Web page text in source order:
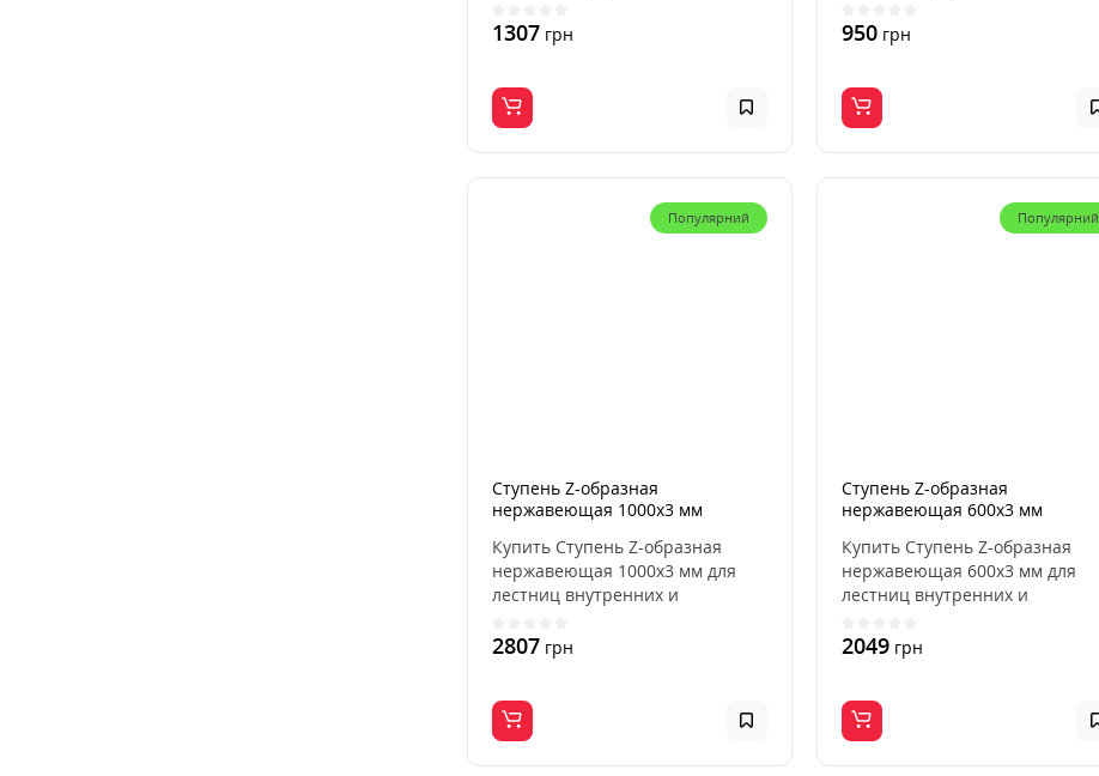
1307грн 950грн
Популярний
Ступень Z-образная
нержавеющая 1000x3 мм
Купить Ступень Z-образная
нержавеющая 1000x3 мм для
лестниц внутренних и
2807грн
Популярний
Ступень Z-образная
нержавеющая 600x3 мм
Купить Ступень Z-образная
нержавеющая 600x3 мм для
лестниц внутренних и
2049грн